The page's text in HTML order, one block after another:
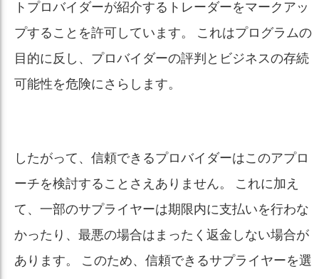
トプロバイダーが紹介するトレーダーをマークアッ
プすることを許可しています。 これはプログラムの
目的に反し、プロバイダーの評判とビジネスの存続
可能性を危険にさらします。
したがって、信頼できるプロバイダーはこのアプロ
ーチを検討することさえありません。 これに加え
て、一部のサプライヤーは期限内に支払いを行わな
かったり、最悪の場合はまったく返金しない場合が
あります。 このため、信頼できるサプライヤーを選